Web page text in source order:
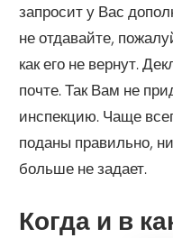
запросит у Вас
не отдавайте,
как его не вернут.
почте. Так Вам не
инспекцию. Чаще
поданы правильно,
больше не задает.
Когда и в